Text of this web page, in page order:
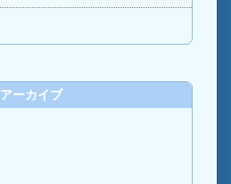
アーカイブ